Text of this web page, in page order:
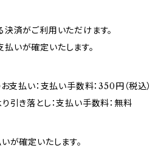
決済がご利用いただけます。
いが確定いたします。
支払い：支払い手数料：350円（税込）
引き落とし：支払い手数料：無料
が確定いたします。